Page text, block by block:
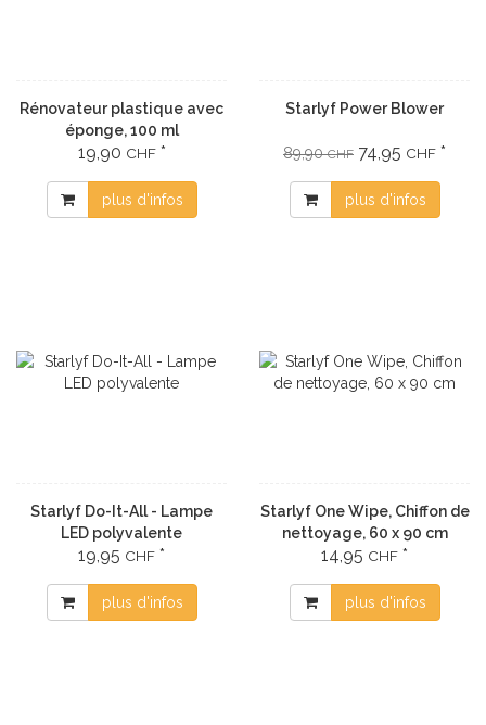
Rénovateur plastique avec
éponge, 100 ml
19,90 CHF*
plus d'infos
Starlyf Power Blower
89,90CHF 74,95 CHF *
plus d'infos
Starlyf Do-It-All - Lampe
LED polyvalente
19,95 CHF *
plus d'infos
Starlyf One Wipe, Chiffon de
nettoyage, 60 x 90 cm
14,95 CHF *
plus d'infos